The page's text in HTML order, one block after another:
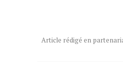
Article rédigé en